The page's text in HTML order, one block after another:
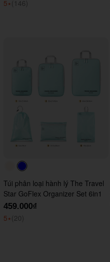
5⭑ (146)
#faf0e6
Túi phân loại hành lý The Travel
Star GoFlex Organizer Set 6in1
459.000₫
5⭑ (20)